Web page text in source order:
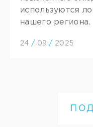
используются
нашего региона.
24 / 09 / 2025